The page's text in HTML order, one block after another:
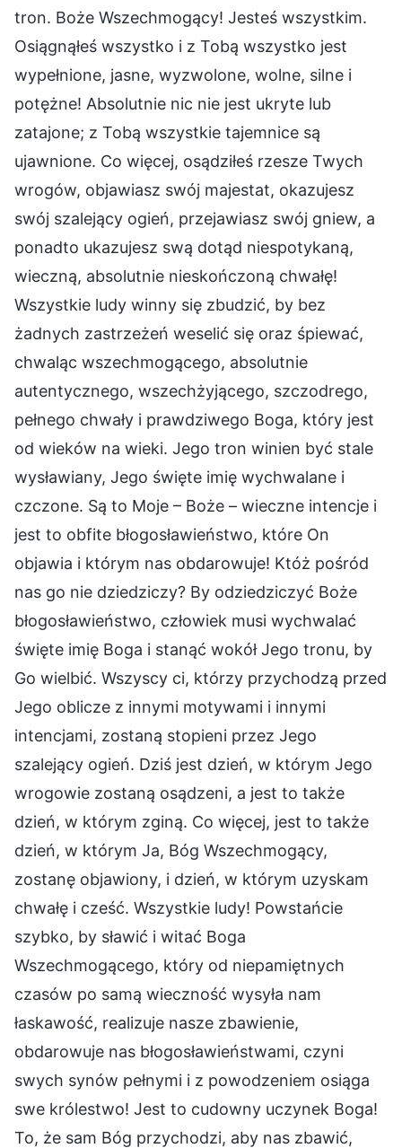
tron. Boże Wszechmogący! Jesteś wszystkim.
Osiągnąłeś wszystko i z Tobą wszystko jest
wypełnione, jasne, wyzwolone, wolne, silne i
potężne! Absolutnie nic nie jest ukryte lub
zatajone; z Tobą wszystkie tajemnice są
ujawnione. Co więcej, osądziłeś rzesze Twych
wrogów, objawiasz swój majestat, okazujesz
swój szalejący ogień, przejawiasz swój gniew, a
ponadto ukazujesz swą dotąd niespotykaną,
wieczną, absolutnie nieskończoną chwałę!
Wszystkie ludy winny się zbudzić, by bez
żadnych zastrzeżeń weselić się oraz śpiewać,
chwaląc wszechmogącego, absolutnie
autentycznego, wszechżyjącego, szczodrego,
pełnego chwały i prawdziwego Boga, który jest
od wieków na wieki. Jego tron winien być stale
wysławiany, Jego święte imię wychwalane i
czczone. Są to Moje – Boże – wieczne intencje i
jest to obfite błogosławieństwo, które On
objawia i którym nas obdarowuje! Któż pośród
nas go nie dziedziczy? By odziedziczyć Boże
błogosławieństwo, człowiek musi wychwalać
święte imię Boga i stanąć wokół Jego tronu, by
Go wielbić. Wszyscy ci, którzy przychodzą przed
Jego oblicze z innymi motywami i innymi
intencjami, zostaną stopieni przez Jego
szalejący ogień. Dziś jest dzień, w którym Jego
wrogowie zostaną osądzeni, a jest to także
dzień, w którym zginą. Co więcej, jest to także
dzień, w którym Ja, Bóg Wszechmogący,
zostanę objawiony, i dzień, w którym uzyskam
chwałę i cześć. Wszystkie ludy! Powstańcie
szybko, by sławić i witać Boga
Wszechmogącego, który od niepamiętnych
czasów po samą wieczność wysyła nam
łaskawość, realizuje nasze zbawienie,
obdarowuje nas błogosławieństwami, czyni
swych synów pełnymi i z powodzeniem osiąga
swe królestwo! Jest to cudowny uczynek Boga!
To, że sam Bóg przychodzi, aby nas zbawić,